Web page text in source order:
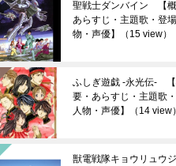
聖戦士ダンバイン 【概
あらすじ・主題歌・登
物・声優】
（15 view）
ふしぎ遊戯 -永光伝-
要・あらすじ・主題歌
人物・声優】
（14 view）
獣電戦隊キョウリュウ